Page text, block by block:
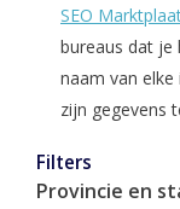
SEO
bureaus dat je
naam van
zijn gegevens
Filters
Provincie en